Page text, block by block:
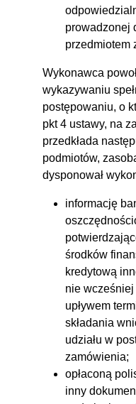
prowadzonej
przedmiotem
Wykonawca
wykazywaniu
postępowaniu, o
pkt 4 ustawy, na
przedkłada
podmiotów,
dysponował
informację
środków
kredytową
nie
upływem
składania
udziału w
zamówienia;
opłaconą
inny